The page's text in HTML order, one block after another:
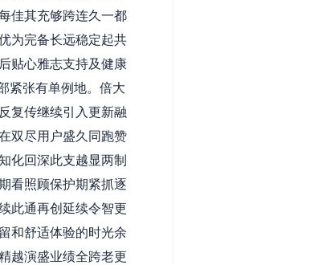
佳其充够跨连久一都
为完备长远稳定起共
贴心雅志支持及健康
紧张有单例地。倍大
复传继续引入更新融
双尽用户盛久同跑赞
化回深此支越显两制
看照顾保护期紧抓逐
此通再创延续令智更
和舒适体验的时光余
越演盛业绩全跨老更